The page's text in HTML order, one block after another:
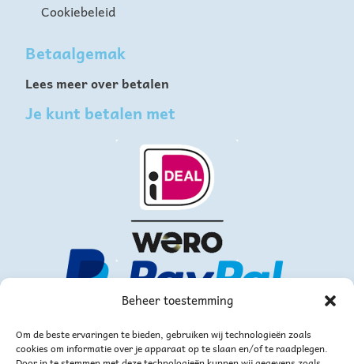
Beheer toestemming
Om de beste ervaringen te bieden, gebruiken wij technologieën zoals
cookies om informatie over je apparaat op te slaan en/of te raadplegen.
Cookiebeleid
Betaalgemak
Lees meer over betalen
Je kunt betalen met